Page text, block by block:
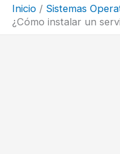
Inicio
Sistemas
¿Cómo instalar un